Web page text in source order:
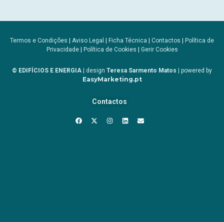
Termos e Condições | Aviso Legal | Ficha Técnica | Contactos | Política de
Privacidade| Política de Cookies | Gerir Cookies
© EDIFÍCIOS E ENERGIA | design Teresa Sarmento Matos | powered by
EasyMarketing.pt
Contactos